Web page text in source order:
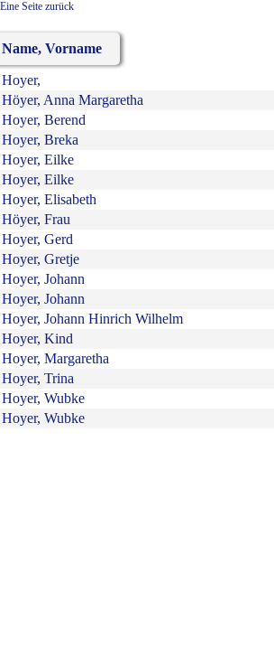
Eine Seite zurück
Name, Vorname
Hoyer,
Höyer, Anna Margaretha
Hoyer, Berend
Hoyer, Breka
Hoyer, Eilke
Hoyer, Eilke
Hoyer, Elisabeth
Höyer, Frau
Hoyer, Gerd
Hoyer, Gretje
Hoyer, Johann
Hoyer, Johann
Hoyer, Johann Hinrich Wilhelm
Hoyer, Kind
Hoyer, Margaretha
Hoyer, Trina
Hoyer, Wubke
Hoyer, Wubke